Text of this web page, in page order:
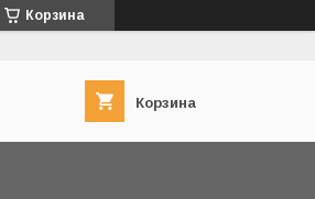
Корзина
Корзина